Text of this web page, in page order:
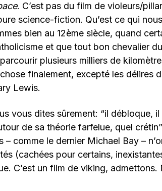
. C’est pas du film de violeurs/
science-fiction. Qu’est ce qui
bien au 12ème siècle, quand
et que tout bon chevalier
plusieurs milliers de
finalement, excepté les délires
Lewis.
vous dites sûrement: “il débloque,
de sa théorie farfelue, quel
comme le dernier Michael Bay –
(cachées pour certains,
C’est un film de viking, admettons.